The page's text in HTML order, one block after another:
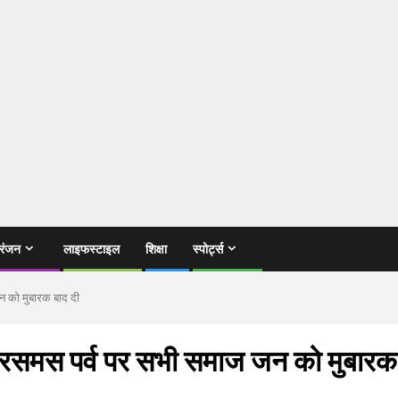
लाइफस्टाइल शिक्षा स्पोर्ट्स
मुबारक बाद दी
पर्व पर सभी समाज जन को मुबारक